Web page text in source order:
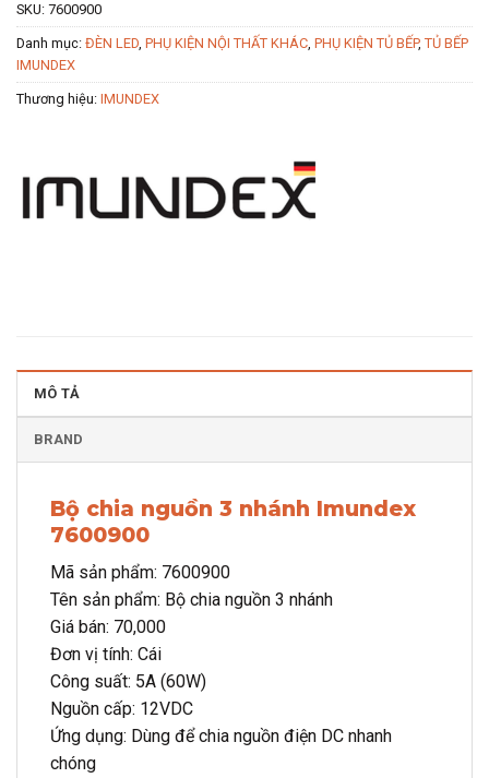
SKU: 7600900
Danh mục: ĐÈN LED, PHỤ KIỆN NỘI THẤT KHÁC, PHỤ KIỆN TỦ BẾP, TỦ BẾP
IMUNDEX
Thương hiệu: IMUNDEX
MÔ TẢ
BRAND
Bộ chia nguồn 3 nhánh Imundex
7600900
Mã sản phẩm: 7600900
Tên sản phẩm: Bộ chia nguồn 3 nhánh
Giá bán: 70,000
Đơn vị tính: Cái
Công suất: 5A (60W)
Nguồn cấp: 12VDC
Ứng dụng: Dùng để chia nguồn điện DC nhanh
chóng